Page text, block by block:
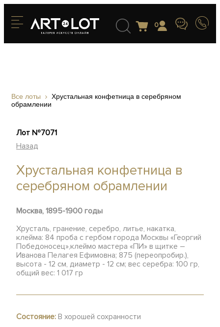
0
Все лоты
Хрустальная конфетница в серебряном
обрамлении
Лот №7071
Назад
Хрустальная конфетница в
серебряном обрамлении
Москва, 1895-1900 годы
Хрусталь, гранение, серебро, литье, накатка,
клейма: 84 проба с гербом города Москвы «Георгий
Победоносец»,клеймо мастера «ПИ» в щитке –
Иванова Пелагея Ефимовна; 875 (переопробир.),
высота - 12 см, диаметр - 12 см; вес серебра: 100 гр,
общий вес: 1 017 гр
Состояние: В хорошей сохранности